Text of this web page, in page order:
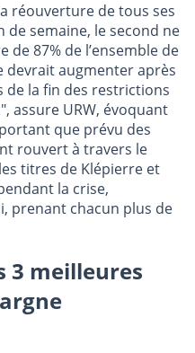
réouverture de tous ses
de semaine, le second ne
87% de l’ensemble de
devrait augmenter après
de la fin des restrictions
assure URW, évoquant
que prévu des
rouvert à travers le
titres de Klépierre et
la crise,
prenant chacun plus de
3 meilleures